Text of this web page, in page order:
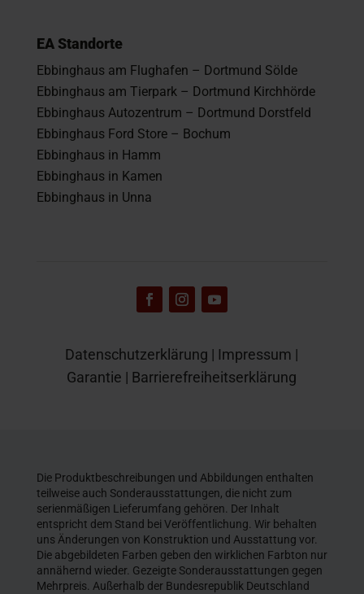
EA Standorte
Ebbinghaus am Flughafen – Dortmund Sölde
Ebbinghaus am Tierpark – Dortmund Kirchhörde
Ebbinghaus Autozentrum – Dortmund Dorstfeld
Ebbinghaus Ford Store – Bochum
Ebbinghaus in Hamm
Ebbinghaus in Kamen
Ebbinghaus in Unna
Datenschutzerklärung | Impressum |
Garantie | Barrierefreiheitserklärung
Die Produktbeschreibungen und Abbildungen enthalten
teilweise auch Sonderausstattungen, die nicht zum
serienmäßigen Lieferumfang gehören. Der Inhalt
entspricht dem Stand bei Veröffentlichung. Wir behalten
uns Änderungen von Konstruktion und Ausstattung vor.
Die abgebildeten Farben geben den wirklichen Farbton nur
annähernd wieder. Gezeigte Sonderausstattungen gegen
Mehrpreis. Außerhalb der Bundesrepublik Deutschland